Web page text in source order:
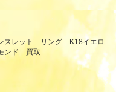
スレット リング K18イエロ
ンド 買取